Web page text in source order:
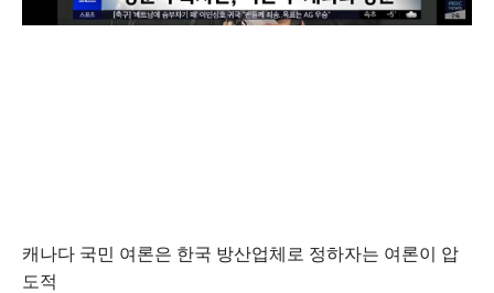
캐나다 국민 여론은 한국 방산업체로 정하자는 여론이 압
도적